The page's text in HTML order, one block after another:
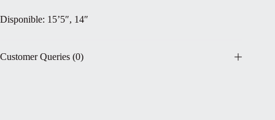
Disponible: 15’5″, 14″
Customer Queries (0)